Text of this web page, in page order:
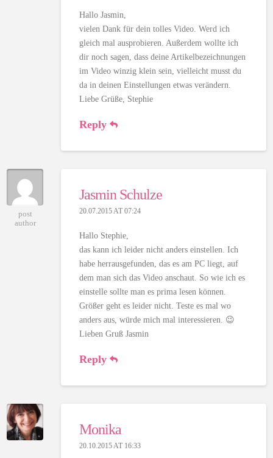
Hallo Jasmin,
vielen Dank für dein tolles Video. Werd ich
gleich mal ausprobieren. Außerdem wollte ich
dir noch sagen, dass deine Artikelbezeichnungen
im Video winzig klein sein, vielleicht musst du
da in deinen Einstellungen etwas verändern.
Liebe Grüße, Stephie
Reply
post
author
Jasmin Schulze
20.07.2015 AT 07:24
Hallo Stephie,
das kann ich leider nicht anders einstellen. Ich
habe herrausgefunden, das es am PC liegt, auf
dem man sich das Video anschaut. So wie ich es
einstelle sollte man es prima lesen können.
Größer geht es leider nicht. Teste es mal wo
anders aus, würde mich mal interessieren. 😉
Lieben Gruß Jasmin
Reply
Monika
20.10.2015 AT 16:33